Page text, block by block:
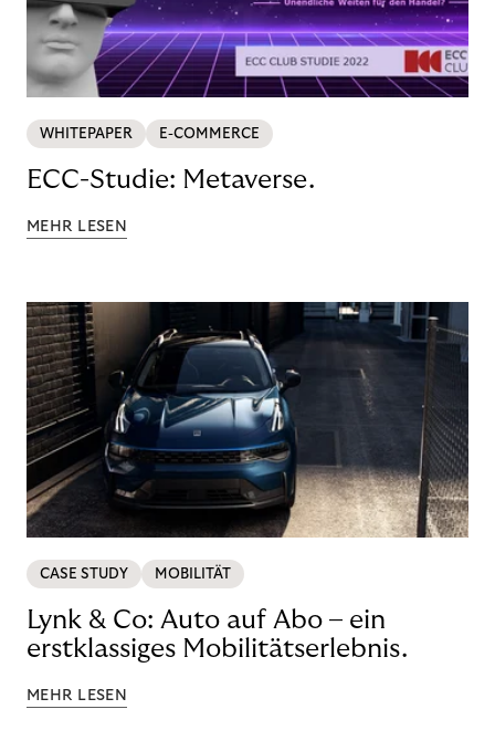
WHITEPAPER E-COMMERCE
ECC-Studie: Metaverse.
MEHR LESEN
CASE STUDY MOBILITÄT
Lynk & Co: Auto auf Abo – ein
erstklassiges Mobilitätserlebnis.
MEHR LESEN